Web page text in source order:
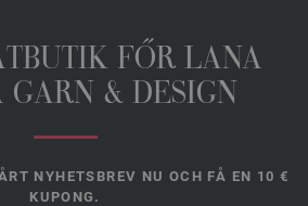
FŐR LANA
GARN & DESIGN
NYHETSBREV NU OCH FÅ EN 10 €
KUPONG.